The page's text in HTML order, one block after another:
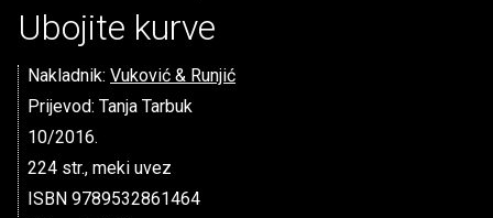
Ubojite kurve
Nakladnik: Vuković & Runjić
Prijevod: Tanja Tarbuk
10/2016.
224 str., meki uvez
ISBN 9789532861464